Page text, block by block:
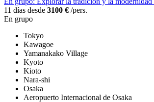
11 días desde 3100 € /pers.
En grupo
Tokyo
Kawagoe
Yamanakako Village
Kyoto
Kioto
Nara-shi
Osaka
Aeropuerto Internacional de Osaka